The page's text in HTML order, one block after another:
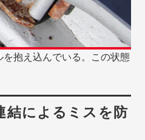
抱え込んでいる。この状態
結によるミスを防